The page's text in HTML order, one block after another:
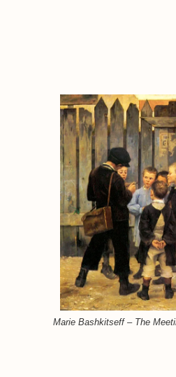
Marie Bashkitseff – The